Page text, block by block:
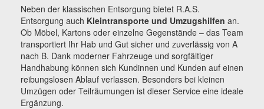
Neben der klassischen Entsorgung bietet R.A.S.
Entsorgung auch Kleintransporte und Umzugshilfen an.
Ob Möbel, Kartons oder einzelne Gegenstände – das Team
transportiert Ihr Hab und Gut sicher und zuverlässig von A
nach B. Dank moderner Fahrzeuge und sorgfältiger
Handhabung können sich Kundinnen und Kunden auf einen
reibungslosen Ablauf verlassen. Besonders bei kleinen
Umzügen oder Teilräumungen ist dieser Service eine ideale
Ergänzung.